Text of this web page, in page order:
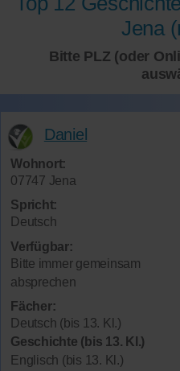
Jena
Bitte PLZ (oder
Daniel
Wohnort:
07747 Jena
Spricht:
Deutsch
Verfügbar:
Bitte immer gemeinsam
absprechen
Fächer:
Deutsch (bis 13. Kl.)
Geschichte (bis 13. Kl.)
Englisch (bis 13. Kl.)